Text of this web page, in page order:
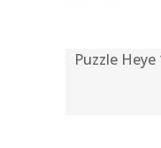
Puzzle Heye